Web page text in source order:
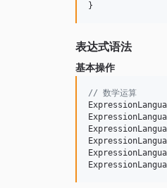
}
表达式语法
基本操作
// 数学运算